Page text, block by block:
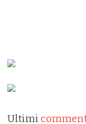
Ultimi